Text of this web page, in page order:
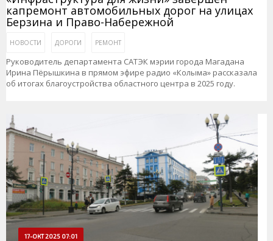
капремонт автомобильных дорог на улицах
Берзина и Право-Набережной
НОВОСТИ ДОРОГИ РЕМОНТ
Руководитель департамента САТЭК мэрии города Магадана
Ирина Пёрышкина в прямом эфире радио «Колыма» рассказала
об итогах благоустройства областного центра в 2025 году.
17-ОКТ 2025 07:01